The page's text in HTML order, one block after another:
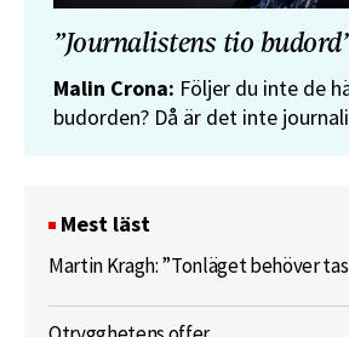
”Journalistens tio
Malin Crona: Följer du inte de
budorden? Då är det inte
Mest läst
Martin Kragh: ”Tonläget behöver